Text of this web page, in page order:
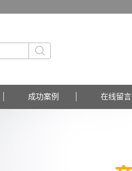
成功案例 在线留言